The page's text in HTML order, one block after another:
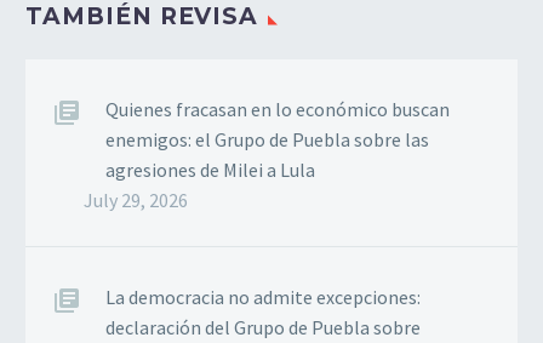
TAMBIÉN REVISA
Quienes fracasan en lo económico buscan
enemigos: el Grupo de Puebla sobre las
agresiones de Milei a Lula
July 29, 2026
La democracia no admite excepciones:
declaración del Grupo de Puebla sobre